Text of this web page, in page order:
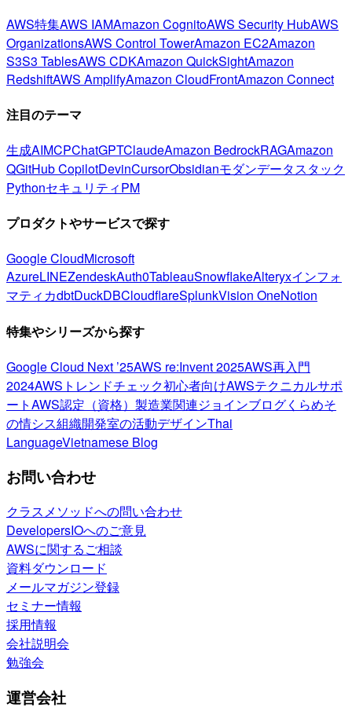
AWS特集AWS IAMAmazon CognitoAWS Security HubAWS
OrganizationsAWS Control TowerAmazon EC2Amazon
S3S3 TablesAWS CDKAmazon QuickSightAmazon
RedshiftAWS AmplifyAmazon CloudFrontAmazon Connect
注目のテーマ
生成AIMCPChatGPTClaudeAmazon BedrockRAGAmazon
QGitHub CopilotDevinCursorObsidianモダンデータスタック
PythonセキュリティPM
プロダクトやサービスで探す
Google CloudMicrosoft
AzureLINEZendeskAuth0TableauSnowflakeAlteryxインフォ
マティカdbtDuckDBCloudflareSplunkVision OneNotion
特集やシリーズから探す
Google Cloud Next ’25AWS re:Invent 2025AWS再入門
2024AWSトレンドチェック初心者向けAWSテクニカルサポ
ートAWS認定（資格） 製造業関連ジョインブログくらめそ
の情シス組織開発室の活動デザインThai
LanguageVietnamese Blog
お問い合わせ
クラスメソッドへの問い合わせ
DevelopersIOへのご意見
AWSに関するご相談
資料ダウンロード
メールマガジン登録
セミナー情報
採用情報
会社説明会
勉強会
運営会社